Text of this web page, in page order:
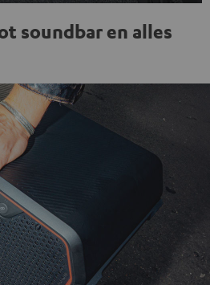
soundbar en alles